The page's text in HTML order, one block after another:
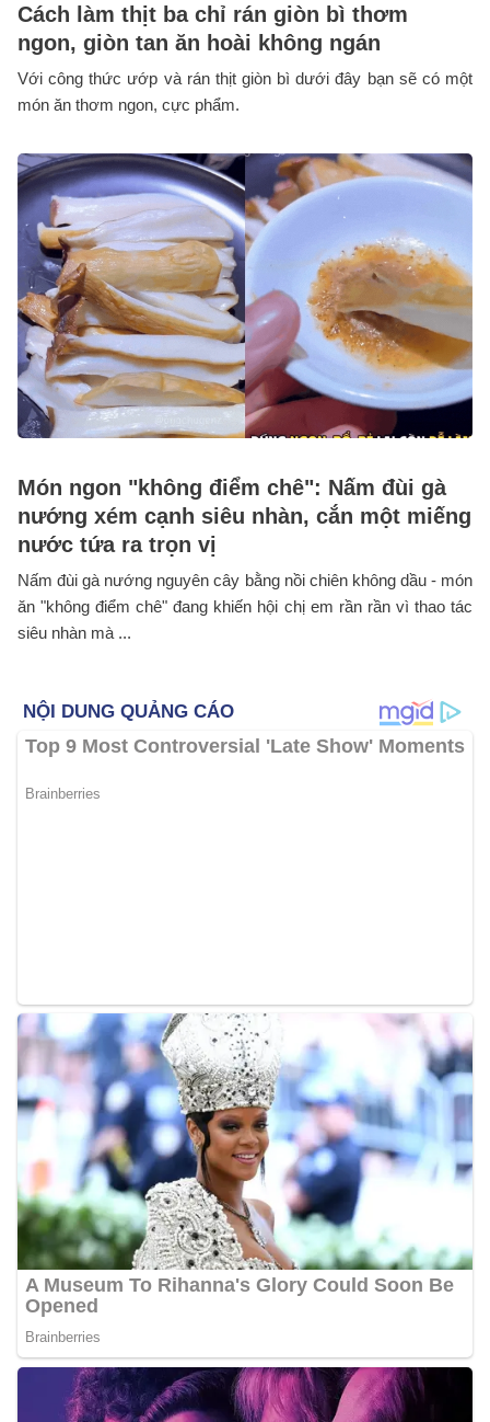
Cách làm thịt ba chỉ rán giòn bì thơm
ngon, giòn tan ăn hoài không ngán
Với công thức ướp và rán thịt giòn bì dưới đây bạn sẽ có một
món ăn thơm ngon, cực phẩm.
Món ngon "không điểm chê": Nấm đùi gà
nướng xém cạnh siêu nhàn, cắn một miếng
nước tứa ra trọn vị
Nấm đùi gà nướng nguyên cây bằng nồi chiên không dầu - món
ăn "không điểm chê" đang khiến hội chị em rần rần vì thao tác
siêu nhàn mà ...